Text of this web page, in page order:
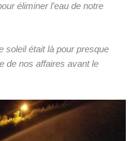
éliminer l’eau de notre
soleil était là pour presque
de nos affaires avant le